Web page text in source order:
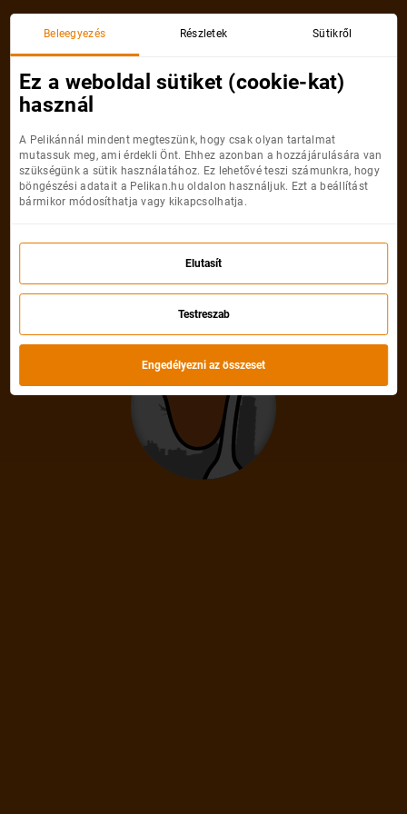
Beleegyezés Részletek Sütikről
Ez a weboldal sütiket (cookie-kat)
használ
A Pelikánnál mindent megteszünk, hogy csak olyan tartalmat
mutassuk meg, ami érdekli Önt. Ehhez azonban a hozzájárulására van
szükségünk a sütik használatához. Ez lehetővé teszi számunkra, hogy
böngészési adatait a Pelikan.hu oldalon használjuk. Ezt a beállítást
bármikor módosíthatja vagy kikapcsolhatja.
Elutasít
Testreszab
Engedélyezni az összeset